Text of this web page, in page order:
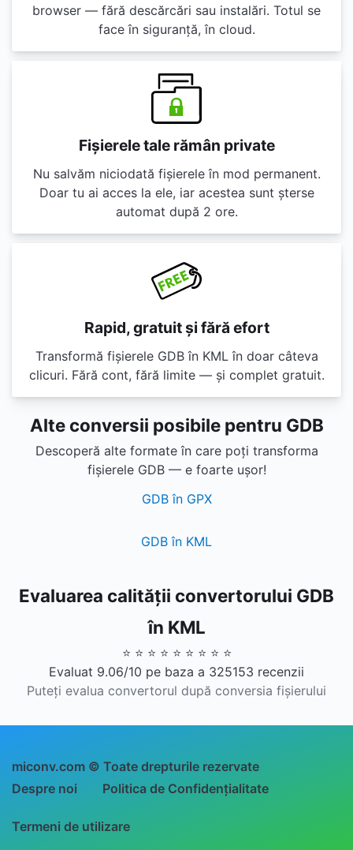
browser — fără descărcări sau instalări. Totul se
face în siguranță, în cloud.
Fișierele tale rămân private
Nu salvăm niciodată fișierele în mod permanent.
Doar tu ai acces la ele, iar acestea sunt șterse
automat după 2 ore.
Rapid, gratuit și fără efort
Transformă fișierele GDB în KML în doar câteva
clicuri. Fără cont, fără limite — și complet gratuit.
Alte conversii posibile pentru GDB
Descoperă alte formate în care poți transforma
fișierele GDB — e foarte ușor!
GDB în GPX
GDB în KML
Evaluarea calității convertorului GDB
în KML
⭐ ⭐ ⭐ ⭐ ⭐ ⭐ ⭐ ⭐ ⭐
Evaluat 9.06/10 pe baza a 325153 recenzii
Puteți evalua convertorul după conversia fișierului
miconv.com © Toate drepturile rezervate
Despre noi
Politica de Confidențialitate
Termeni de utilizare